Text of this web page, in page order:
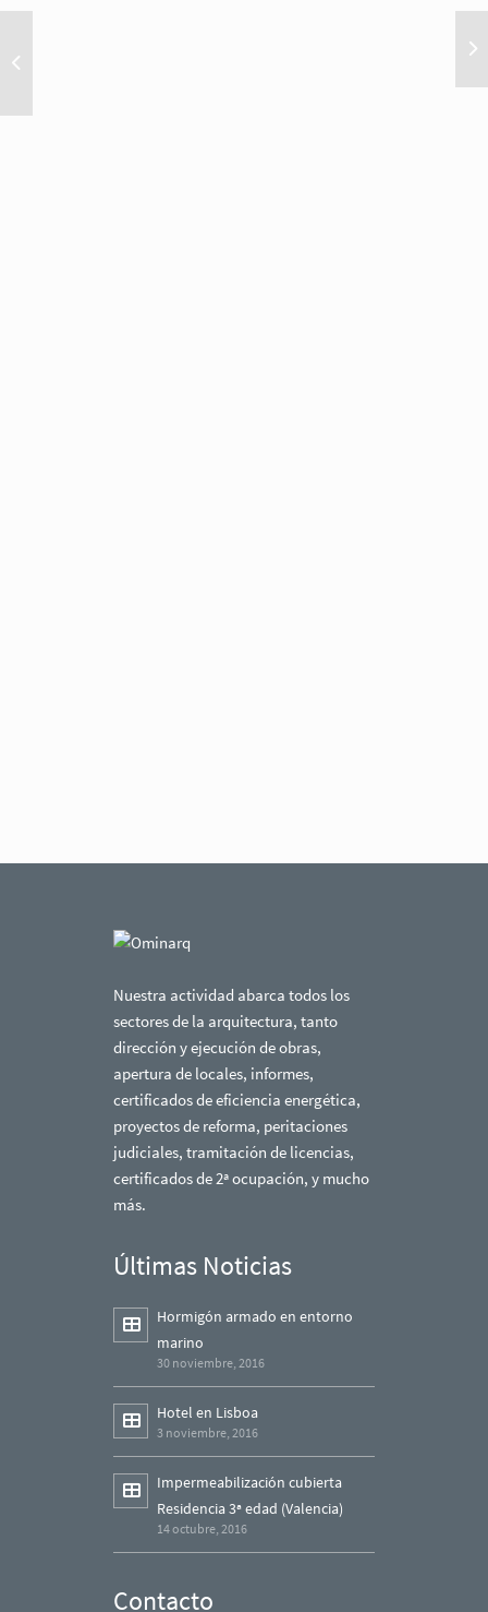
Nuestra actividad abarca todos los
sectores de la arquitectura, tanto
dirección y ejecución de obras,
apertura de locales, informes,
certificados de eficiencia energética,
proyectos de reforma, peritaciones
judiciales, tramitación de licencias,
certificados de 2ª ocupación, y mucho
más.
Últimas Noticias
Hormigón armado en entorno
marino
30 noviembre, 2016
Hotel en Lisboa
3 noviembre, 2016
Impermeabilización cubierta
Residencia 3ª edad (Valencia)
14 octubre, 2016
Contacto